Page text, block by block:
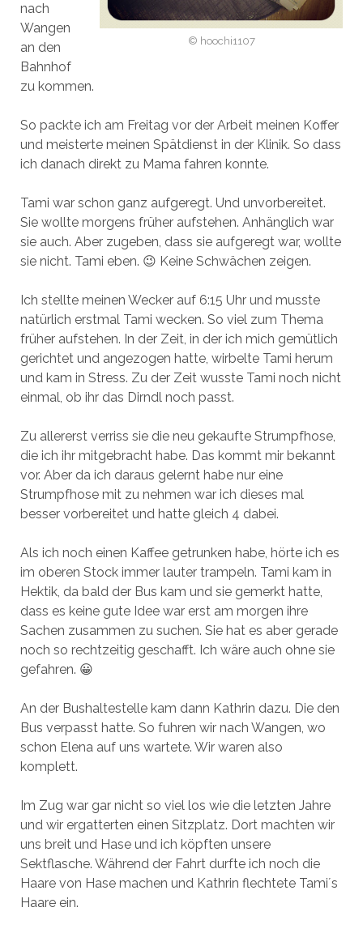
© hoochi1107
nach
Wangen
an den
Bahnhof
zu kommen.
So packte ich am Freitag vor der Arbeit meinen Koffer
und meisterte meinen Spätdienst in der Klinik. So dass
ich danach direkt zu Mama fahren konnte.
Tami war schon ganz aufgeregt. Und unvorbereitet.
Sie wollte morgens früher aufstehen. Anhänglich war
sie auch. Aber zugeben, dass sie aufgeregt war, wollte
sie nicht. Tami eben. 😉 Keine Schwächen zeigen.
Ich stellte meinen Wecker auf 6:15 Uhr und musste
natürlich erstmal Tami wecken. So viel zum Thema
früher aufstehen. In der Zeit, in der ich mich gemütlich
gerichtet und angezogen hatte, wirbelte Tami herum
und kam in Stress. Zu der Zeit wusste Tami noch nicht
einmal, ob ihr das Dirndl noch passt.
Zu allererst verriss sie die neu gekaufte Strumpfhose,
die ich ihr mitgebracht habe. Das kommt mir bekannt
vor. Aber da ich daraus gelernt habe nur eine
Strumpfhose mit zu nehmen war ich dieses mal
besser vorbereitet und hatte gleich 4 dabei.
Als ich noch einen Kaffee getrunken habe, hörte ich es
im oberen Stock immer lauter trampeln. Tami kam in
Hektik, da bald der Bus kam und sie gemerkt hatte,
dass es keine gute Idee war erst am morgen ihre
Sachen zusammen zu suchen. Sie hat es aber gerade
noch so rechtzeitig geschafft. Ich wäre auch ohne sie
gefahren. 😀
An der Bushaltestelle kam dann Kathrin dazu. Die den
Bus verpasst hatte. So fuhren wir nach Wangen, wo
schon Elena auf uns wartete. Wir waren also
komplett.
Im Zug war gar nicht so viel los wie die letzten Jahre
und wir ergatterten einen Sitzplatz. Dort machten wir
uns breit und Hase und ich köpften unsere
Sektflasche. Während der Fahrt durfte ich noch die
Haare von Hase machen und Kathrin flechtete Tami´s
Haare ein.